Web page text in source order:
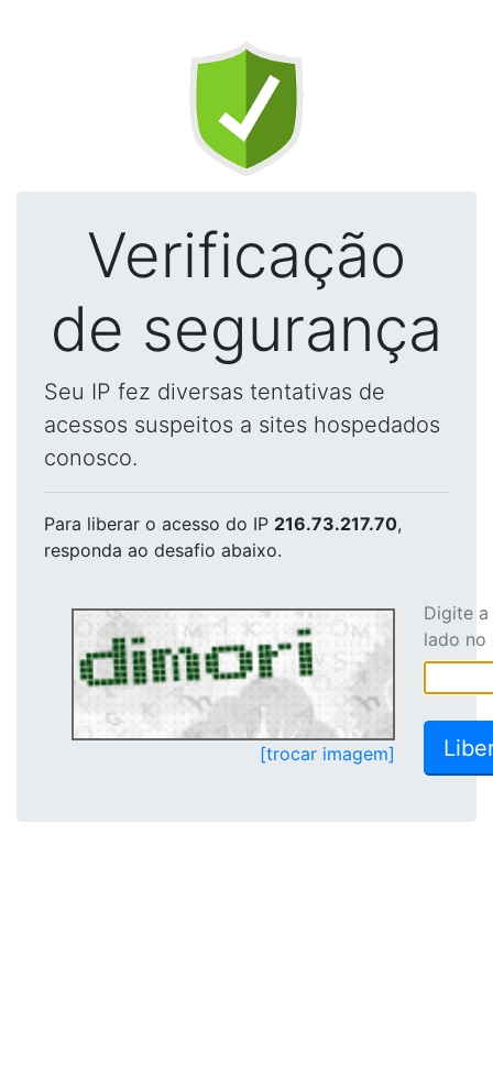
Verificação
de segurança
Seu IP fez diversas tentativas de
acessos suspeitos a sites hospedados
conosco.
Para liberar o acesso do IP 216.73.217.70,
responda ao desafio abaixo.
[trocar imagem]
Digite
lado no